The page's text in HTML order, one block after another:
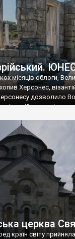
місяців облоги,
Херсонес,
дозволило
візантійському
язичник, став
Русі. На честь
церква
країн світу